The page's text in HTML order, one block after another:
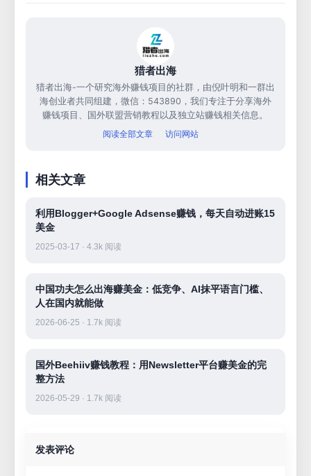
猎者出海
猎者出海-一个研究海外赚钱项目的社群，由倪叶明和一群出
海创业者共同组建，微信：543890，我们专注于分享海外
赚钱项目、国外联盟营销教程以及独立站赚钱相关信息。
阅读全部文章 访问网站
相关文章
利用Blogger+Google Adsense赚钱，每天自动进账15
美金
2025-03-17 · 4.3k 阅读
中国功夫怎么出海赚美金：低竞争、AI抹平语言门槛、
人在国内就能做
2026-06-25 · 1.7k 阅读
国外Beehiiv赚钱教程：用Newsletter平台赚美金的完
整方法
2026-05-29 · 1.7k 阅读
发表评论